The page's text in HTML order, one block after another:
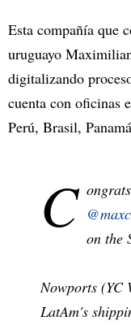
Esta compañía que
uruguayo
digitalizando
cuenta con oficinas
Perú, Brasil,
C ongrats
on the
Nowports (YC
LatAm's